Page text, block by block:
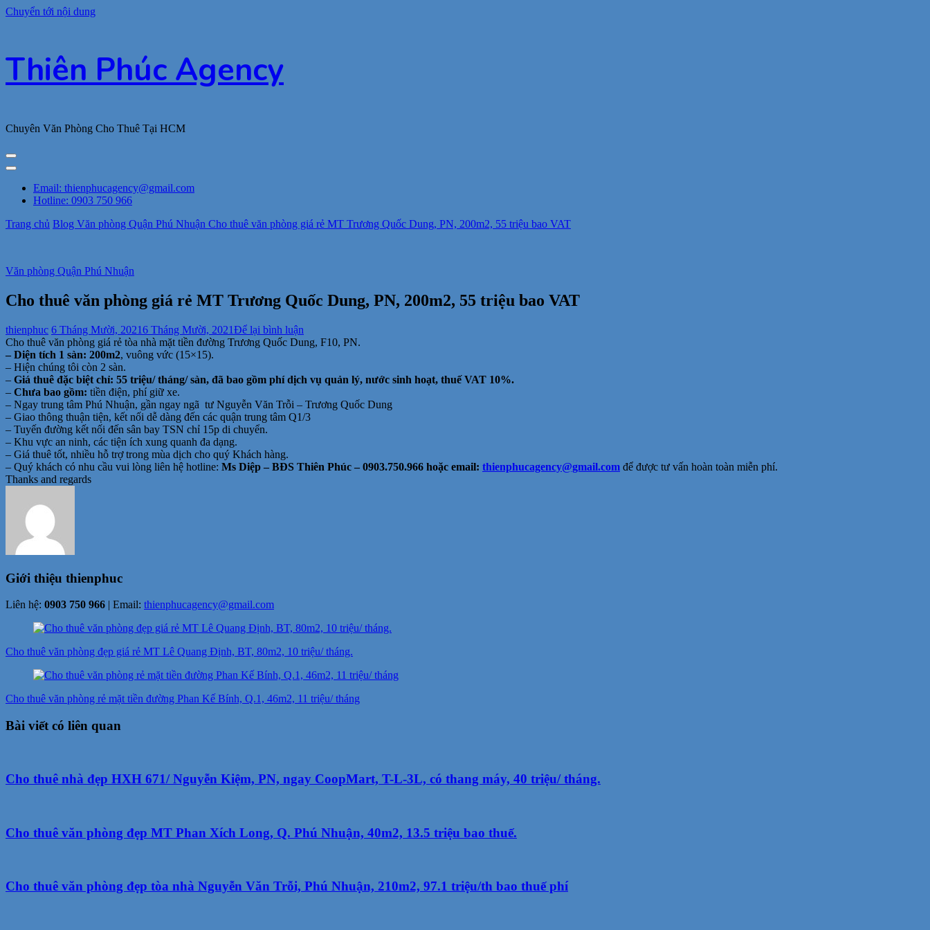
Chuyển tới nội dung
Thiên Phúc Agency
Chuyên Văn Phòng Cho Thuê Tại HCM
Email: thienphucagency@gmail.com
Hotline: 0903 750 966
Trang chủ Blog Văn phòng Quận Phú Nhuận Cho thuê văn phòng giá rẻ MT Trương Quốc Dung, PN, 200m2, 55 triệu bao VAT
Văn phòng Quận Phú Nhuận
Cho thuê văn phòng giá rẻ MT Trương Quốc Dung, PN, 200m2, 55 triệu bao VAT
thienphuc 6 Tháng Mười, 20216 Tháng Mười, 2021Để lại bình luận
Cho
phòng
rẻ
MT
PN,
Cho thuê văn phòng giá rẻ tòa nhà mặt tiền đường Trương Quốc Dung, F10, PN.
– Diện tích 1 sàn: 200m2, vuông vức (15×15).
– Hiện chúng tôi còn 2 sàn.
– Giá thuê đặc biệt chỉ: 55 triệu/ tháng/ sàn, đã bao gồm phí dịch vụ quản lý, nước sinh hoạt, thuế VAT 10%.
– Chưa bao gồm: tiền điện, phí giữ xe.
– Ngay trung tâm Phú Nhuận, gần ngay ngã tư Nguyễn Văn Trỗi – Trương Quốc Dung
– Giao thông thuận tiện, kết nối dễ dàng đến các quận trung tâm Q1/3
– Tuyến đường kết nối đến sân bay TSN chỉ 15p di chuyển.
– Khu vực an ninh, các tiện ích xung quanh đa dạng.
– Giá thuê tốt, nhiều hỗ trợ trong mùa dịch cho quý Khách hàng.
– Quý khách có nhu cầu vui lòng liên hệ hotline: Ms Diệp – BĐS Thiên Phúc – 0903.750.966 hoặc email: thienphucagency@gmail.com để được tư vấn hoàn toàn miễn phí.
Thanks and regards
Giới thiệu thienphuc
Liên hệ: 0903 750 966 | Email: thienphucagency@gmail.com
Điều
hướng
Cho thuê văn phòng đẹp giá rẻ MT Lê Quang Định, BT, 80m2, 10 triệu/ tháng.
Cho thuê văn phòng rẻ mặt tiền đường Phan Kế Bính, Q.1, 46m2, 11 triệu/ tháng
Bài viết có liên quan
Cho thuê nhà đẹp HXH 671/ Nguyễn Kiệm, PN, ngay CoopMart, T-L-3L, có thang máy, 40 triệu/ tháng.
Cho thuê văn phòng đẹp MT Phan Xích Long, Q. Phú Nhuận, 40m2, 13.5 triệu bao thuế.
Cho thuê văn phòng đẹp tòa nhà Nguyễn Văn Trỗi, Phú Nhuận, 210m2, 97.1 triệu/th bao thuế phí